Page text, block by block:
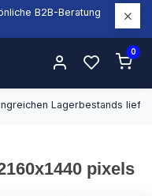
B2B-Beratung
0
Lagerbestands
pixels